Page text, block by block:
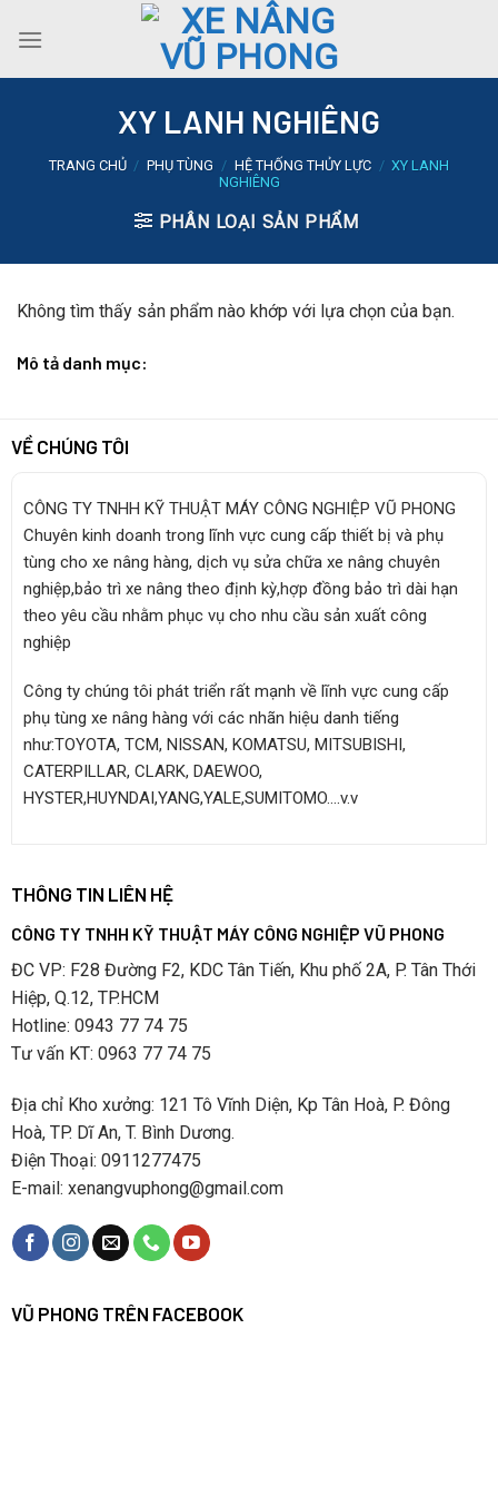
XY LANH NGHIÊNG
TRANG CHỦ / PHỤ TÙNG / HỆ THỐNG THỦY LỰC / XY LANH
NGHIÊNG
PHÂN LOẠI SẢN PHẨM
Không tìm thấy sản phẩm nào khớp với lựa chọn của bạn.
Mô tả danh mục:
VỀ CHÚNG TÔI
CÔNG TY TNHH KỸ THUẬT MÁY CÔNG NGHIỆP VŨ PHONG
Chuyên kinh doanh trong lĩnh vực cung cấp thiết bị và phụ
tùng cho xe nâng hàng, dịch vụ sửa chữa xe nâng chuyên
nghiệp,bảo trì xe nâng theo định kỳ,hợp đồng bảo trì dài hạn
theo yêu cầu nhằm phục vụ cho nhu cầu sản xuất công
nghiệp
Công ty chúng tôi phát triển rất mạnh về lĩnh vực cung cấp
phụ tùng xe nâng hàng với các nhãn hiệu danh tiếng
như:TOYOTA, TCM, NISSAN, KOMATSU, MITSUBISHI,
CATERPILLAR, CLARK, DAEWOO,
HYSTER,HUYNDAI,YANG,YALE,SUMITOMO….v.v
THÔNG TIN LIÊN HỆ
CÔNG TY TNHH KỸ THUẬT MÁY CÔNG NGHIỆP VŨ PHONG
ĐC VP: F28 Đường F2, KDC Tân Tiến, Khu phố 2A, P. Tân Thới
Hiệp, Q.12, TP.HCM
Hotline: 0943 77 74 75
Tư vấn KT: 0963 77 74 75
Địa chỉ Kho xưởng: 121 Tô Vĩnh Diện, Kp Tân Hoà, P. Đông
Hoà, TP. Dĩ An, T. Bình Dương.
Điện Thoại: 0911277475
E-mail: xenangvuphong@gmail.com
VŨ PHONG TRÊN FACEBOOK